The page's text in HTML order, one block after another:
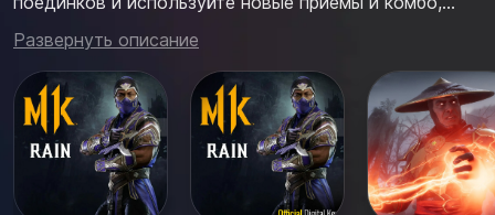
чтобы одержать победу над своими соперниками.
Xbox можно в нашем магазине myconsolestore -
надежном продавце цифровых товаров д...
Развернуть описание